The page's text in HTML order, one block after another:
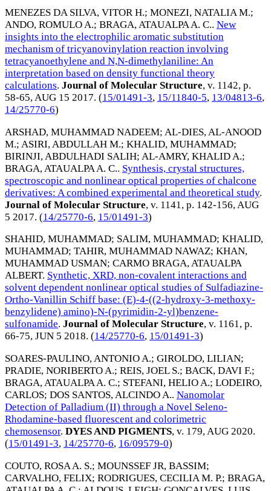
MENEZES DA SILVA, VITOR H.; MONEZI, NATALIA M.;
ANDO, ROMULO A.; BRAGA, ATAUALPA A. C.. New
insights into the electrophilic aromatic substitution
mechanism of tricyanovinylation reaction involving
tetracyanoethylene and N,N-dimethylaniline: An
interpretation based on density functional theory
calculations. Journal of Molecular Structure, v. 1142, p.
58-65,AUG 15 2017. (15/01491-3, 15/11840-5, 13/04813-6,
14/25770-6)
ARSHAD, MUHAMMAD NADEEM; AL-DIES, AL-ANOOD
M.; ASIRI, ABDULLAH M.; KHALID, MUHAMMAD;
BIRINJI, ABDULHADI SALIH; AL-AMRY, KHALID A.;
BRAGA, ATAUALPA A. C.. Synthesis, crystal structures,
spectroscopic and nonlinear optical properties of chalcone
derivatives: A combined experimental and theoretical study.
Journal of Molecular Structure, v. 1141, p. 142-156, AUG
5 2017. (14/25770-6, 15/01491-3)
SHAHID, MUHAMMAD; SALIM, MUHAMMAD; KHALID,
MUHAMMAD; TAHIR, MUHAMMAD NAWAZ; KHAN,
MUHAMMAD USMAN; CARMO BRAGA, ATAUALPA
ALBERT. Synthetic, XRD, non-covalent interactions and
solvent dependent nonlinear optical studies of Sulfadiazine-
Ortho-Vanillin Schiff base: (E)-4-((2-hydroxy-3-methoxy-
benzylidene) amino)-N-(pyrimidin-2-yl)benzene-
sulfonamide. Journal of Molecular Structure, v. 1161, p.
66-75, JUN 5 2018. (14/25770-6, 15/01491-3)
SOARES-PAULINO, ANTONIO A.; GIROLDO, LILIAN;
PRADIE, NORIBERTO A.; REIS, JOEL S.; BACK, DAVI F.;
BRAGA, ATAUALPA A. C.; STEFANI, HELIO A.; LODEIRO,
CARLOS; DOS SANTOS, ALCINDO A.. Nanomolar
Detection of Palladium (II) through a Novel Seleno-
Rhodamine-based fluorescent and colorimetric
chemosensor. DYES AND PIGMENTS, v. 179,AUG 2020.
(15/01491-3, 14/25770-6, 16/09579-0)
COUTO, ROSA A. S.; MOUNSSEF JR, BASSIM;
CARVALHO, FELIX; RODRIGUES, CECILIA M. P.; BRAGA,